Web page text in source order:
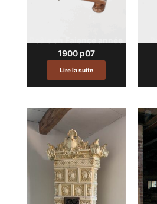
1900 p07
Lire la suite